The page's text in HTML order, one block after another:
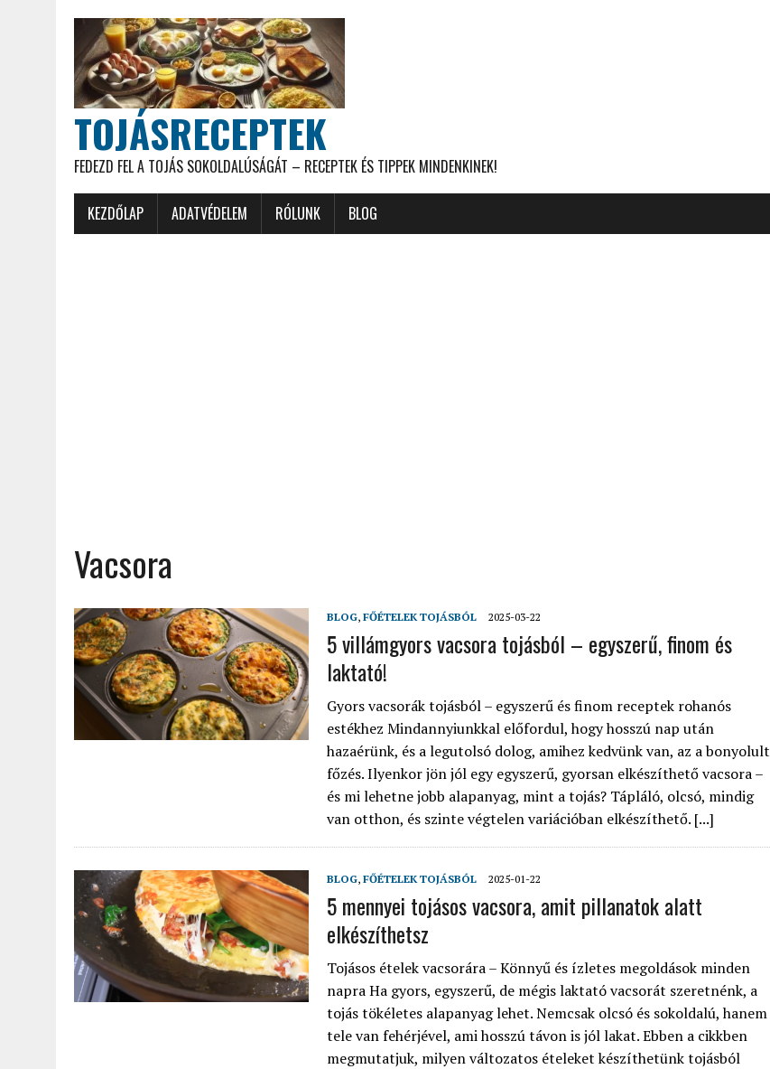
TOJÁSRECEPTEK
FEDEZD FEL A TOJÁS SOKOLDALÚSÁGÁT – RECEPTEK ÉS TIPPEK MINDENKINEK!
KEZDŐLAP ADATVÉDELEM RÓLUNK BLOG
Vacsora
BLOG, FŐÉTELEK TOJÁSBÓL 2025-03-22
5 villámgyors vacsora tojásból – egyszerű, finom és
laktató!
Gyors vacsorák tojásból – egyszerű és finom receptek rohanós
estékhez Mindannyiunkkal előfordul, hogy hosszú nap után
hazaérünk, és a legutolsó dolog, amihez kedvünk van, az a bonyolult
főzés. Ilyenkor jön jól egy egyszerű, gyorsan elkészíthető vacsora –
és mi lehetne jobb alapanyag, mint a tojás? Tápláló, olcsó, mindig
van otthon, és szinte végtelen variációban elkészíthető. [...]
BLOG, FŐÉTELEK TOJÁSBÓL 2025-01-22
5 mennyei tojásos vacsora, amit pillanatok alatt
elkészíthetsz
Tojásos ételek vacsorára – Könnyű és ízletes megoldások minden
napra Ha gyors, egyszerű, de mégis laktató vacsorát szeretnénk, a
tojás tökéletes alapanyag lehet. Nemcsak olcsó és sokoldalú, hanem
tele van fehérjével, ami hosszú távon is jól lakat. Ebben a cikkben
megmutatjuk, milyen változatos ételeket készíthetünk tojásból